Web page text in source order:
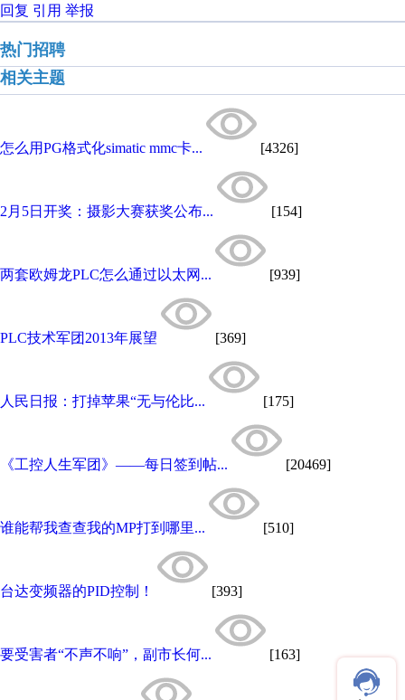
回复 引用 举报
热门招聘
相关主题
怎么用PG格式化simatic mmc卡... [4326]
2月5日开奖：摄影大赛获奖公布... [154]
两套欧姆龙PLC怎么通过以太网... [939]
PLC技术军团2013年展望 [369]
人民日报：打掉苹果“无与伦比... [175]
《工控人生军团》——每日签到帖... [20469]
谁能帮我查查我的MP打到哪里... [510]
台达变频器的PID控制！ [393]
要受害者“不声不响”，副市长何... [163]